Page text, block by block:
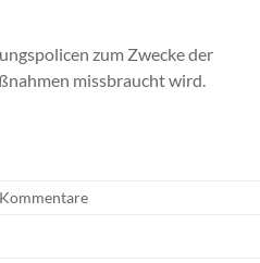
zum Zwecke der
missbraucht wird.